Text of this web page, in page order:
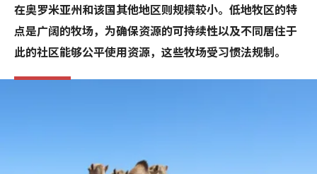
在奥罗米亚州和该国其他地区则规模较小。低地牧区的特
点是广阔的牧场，为确保资源的可持续性以及不同居住于
此的社区能够公平使用资源，这些牧场受习惯法规制。